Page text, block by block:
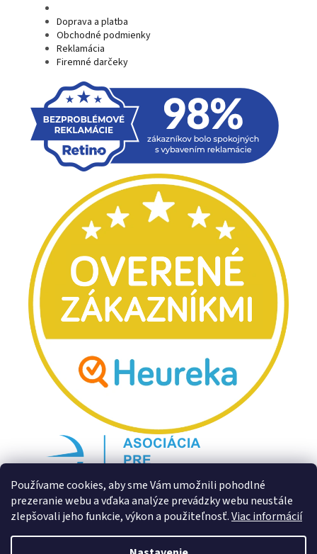
Používame cookies, aby sme Vám umožnili pohodlné
prezeranie webu a vďaka analýze prevádzky webu neustále
zlepšovali jeho funkcie, výkon a použiteľnosť.Viac informácií
Doprava a platba
Obchodné podmienky
Reklamácia
Firemné darčeky